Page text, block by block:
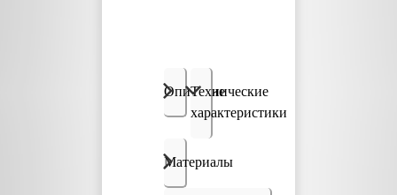
Описание
Технические
характеристики
Материалы